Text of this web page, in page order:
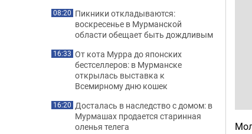
08:20 Пикники откладываются:
воскресенье в Мурманской
области обещает быть дождливым
16:33 От кота Мурра до японских
бестселлеров: в Мурманске
открылась выставка к
Всемирному дню кошек
16:20 Досталась в наследство с домом: в
Мурмашах продается старинная
оленья телега